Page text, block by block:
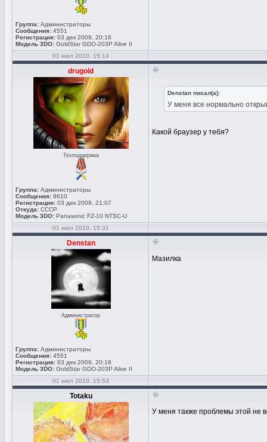
Группа: Администраторы
Сообщения: 4551
Регистрация: 03 дек 2009, 20:18
Модель 3DO: GoldStar GDO-203P Alive II
01 июл 2010, 15:14
drugold
Техподдержка
Группа: Администраторы
Сообщения: 9610
Регистрация: 03 дек 2009, 21:07
Откуда: СССР
Модель 3DO: Panasonic FZ-10 NTSC-U
Denstan писал(а):
У меня все нормально
Какой браузер у тебя?
01 июл 2010, 15:31
Denstan
Администратор
Группа: Администраторы
Сообщения: 4551
Регистрация: 03 дек 2009, 20:18
Модель 3DO: GoldStar GDO-203P Alive II
Мазилка
01 июл 2010, 15:53
Totaku
У меня также проблемы этой не